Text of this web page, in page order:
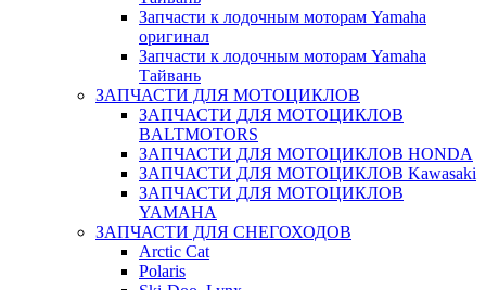
Запчасти к лодочным моторам Yamaha
оригинал
Запчасти к лодочным моторам Yamaha
Тайвань
ЗАПЧАСТИ ДЛЯ МОТОЦИКЛОВ
ЗАПЧАСТИ ДЛЯ МОТОЦИКЛОВ
BALTMOTORS
ЗАПЧАСТИ ДЛЯ МОТОЦИКЛОВ HONDA
ЗАПЧАСТИ ДЛЯ МОТОЦИКЛОВ Kawasaki
ЗАПЧАСТИ ДЛЯ МОТОЦИКЛОВ
YAMAHA
ЗАПЧАСТИ ДЛЯ СНЕГОХОДОВ
Arctic Cat
Polaris